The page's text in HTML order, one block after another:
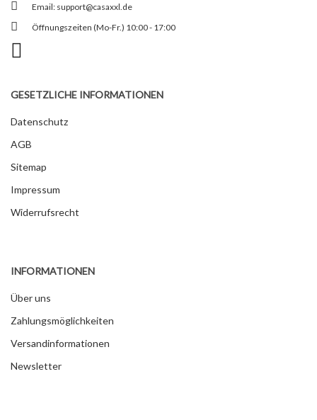
Email: support@casaxxl.de
Öffnungszeiten (Mo-Fr.) 10:00 - 17:00
GESETZLICHE INFORMATIONEN
Datenschutz
AGB
Sitemap
Impressum
Widerrufsrecht
INFORMATIONEN
Über uns
Zahlungsmöglichkeiten
Versandinformationen
Newsletter